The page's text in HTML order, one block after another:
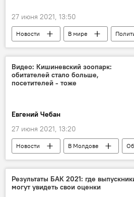
27 июня 2021, 13:50
Новости В мире
Россия
Видео: Кишиневский зоопарк:
обитателей стало больше,
посетителей - тоже
Евгений Чебан
27 июня 2021, 13:20
Новости В Молдове
Зоопарк
Кишинев
львята
Новости Кишинева
Результаты БАК 2021: где
могут увидеть свои оценки